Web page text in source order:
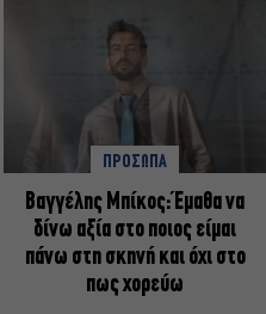
ΠΡΟΣΩΠΑ
Βαγγέλης Μπίκος: Έμαθα να
δίνω αξία στο ποιος είμαι
πάνω στη σκηνή και όχι στο
πως χορεύω